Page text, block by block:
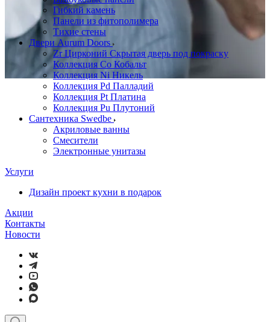
Гибкий камень
Панели из фитополимера
Тихие стены
Двери Aurum Doors
Zr Цирконий Скрытая дверь под покраску
Коллекция Co Кобальт
Коллекция Ni Никель
Коллекция Pd Палладий
Коллекция Pt Платина
Коллекция Pu Плутоний
Сантехника Swedbe
Акриловые ванны
Смесители
Электронные унитазы
Услуги
Дизайн проект кухни в подарок
Акции
Контакты
Новости